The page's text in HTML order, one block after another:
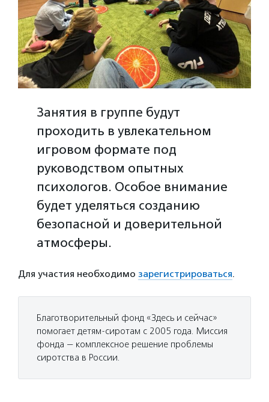
Занятия в группе будут
проходить в увлекательном
игровом формате под
руководством опытных
психологов. Особое внимание
будет уделяться созданию
безопасной и доверительной
атмосферы.
Для участия необходимо зарегистрироваться.
Благотворительный фонд «Здесь и сейчас»
помогает детям-сиротам с 2005 года. Миссия
фонда — комплексное решение проблемы
сиротства в России.